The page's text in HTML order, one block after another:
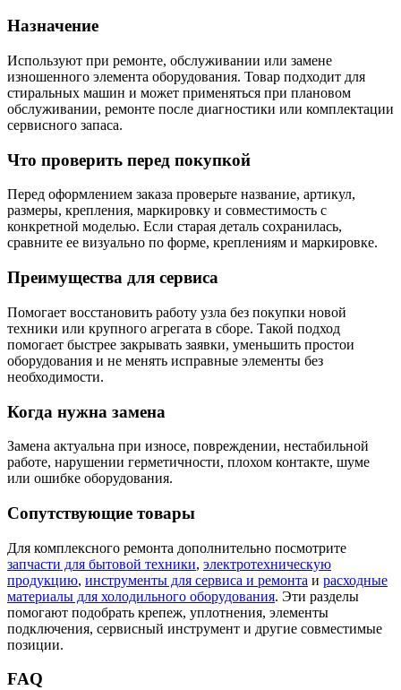
Назначение
Используют при ремонте, обслуживании или замене
изношенного элемента оборудования. Товар подходит для
стиральных машин и может применяться при плановом
обслуживании, ремонте после диагностики или комплектации
сервисного запаса.
Что проверить перед покупкой
Перед оформлением заказа проверьте название, артикул,
размеры, крепления, маркировку и совместимость с
конкретной моделью. Если старая деталь сохранилась,
сравните ее визуально по форме, креплениям и маркировке.
Преимущества для сервиса
Помогает восстановить работу узла без покупки новой
техники или крупного агрегата в сборе. Такой подход
помогает быстрее закрывать заявки, уменьшить простои
оборудования и не менять исправные элементы без
необходимости.
Когда нужна замена
Замена актуальна при износе, повреждении, нестабильной
работе, нарушении герметичности, плохом контакте, шуме
или ошибке оборудования.
Сопутствующие товары
Для комплексного ремонта дополнительно посмотрите
запчасти для бытовой техники, электротехническую
продукцию, инструменты для сервиса и ремонта и расходные
материалы для холодильного оборудования. Эти разделы
помогают подобрать крепеж, уплотнения, элементы
подключения, сервисный инструмент и другие совместимые
позиции.
FAQ